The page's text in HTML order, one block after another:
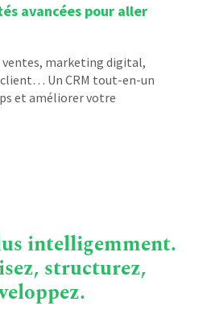
avancées pour aller
marketing digital,
Un CRM tout-en-un
et améliorer votre
intelligemment.
structurez,